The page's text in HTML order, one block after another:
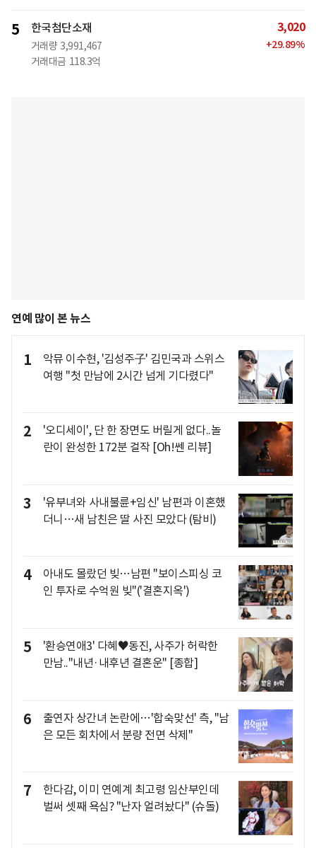
5 한국첨단소재
거래량 3,991,467
거래대금 118.3억
3,020
+29.89%
연예 많이 본 뉴스
1
악뮤 이수현, '김성주子' 김민국과 스위스
여행 "첫 만남에 2시간 넘게 기다렸다"
2
'오디세이', 단 한 장면도 버릴게 없다..놀
란이 완성한 172분 걸작 [Oh!쎈 리뷰]
3
'유부녀와 사내불륜+임신' 남편과 이혼했
더니…새 남친은 딸 사진 모았다 (탐비)
4
아내도 몰랐던 빚…남편 "보이스피싱 코
인 투자로 수억원 빚"('결혼지옥')
5
'환승연애3' 다혜♥동진, 사주가 허락한
만남.."내년·내후년 결혼운" [종합]
6
출연자 상간녀 논란에…'합숙맞선' 측, "남
은 모든 회차에서 분량 전면 삭제"
7
한다감, 이미 연예계 최고령 임산부인데
벌써 셋째 욕심? "난자 얼려놨다" (슈돌)